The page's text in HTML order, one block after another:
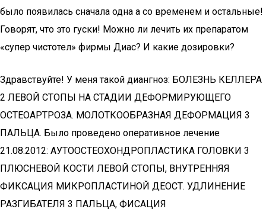
было появилась сначала одна а со временем и остальные!
Говорят, что это гуски! Можно ли лечить их препаратом
«супер чистотел» фирмы Диас? И какие дозировки?
Здравствуйте! У меня такой диангноз: БОЛЕЗНЬ КЕЛЛЕРА
2 ЛЕВОЙ СТОПЫ НА СТАДИИ ДЕФОРМИРУЮЩЕГО
ОСТЕОАРТРОЗА. МОЛОТКООБРАЗНАЯ ДЕФОРМАЦИЯ 3
ПАЛЬЦА. Было проведено оперативное лечение
21.08.2012: АУТООСТЕОХОНДРОПЛАСТИКА ГОЛОВКИ 3
ПЛЮСНЕВОЙ КОСТИ ЛЕВОЙ СТОПЫ, ВНУТРЕННЯЯ
ФИКСАЦИЯ МИКРОПЛАСТИНОЙ ДЕОСТ. УДЛИНЕНИЕ
РАЗГИБАТЕЛЯ 3 ПАЛЬЦА, ФИСАЦИЯ